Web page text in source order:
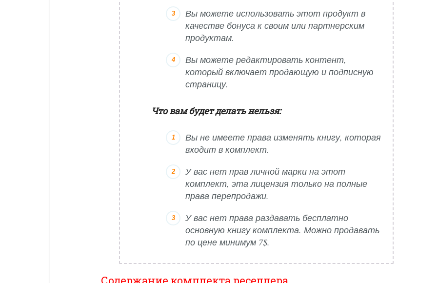
Вы можете использовать этот продукт в
качестве бонуса к своим или партнерским
продуктам.
Вы можете редактировать контент,
который включает продающую и подписную
страницу.
Что вам будет делать нельзя:
Вы не имеете права изменять книгу, которая
входит в комплект.
У вас нет прав личной марки на этот
комплект, эта лицензия только на полные
права перепродажи.
У вас нет права раздавать бесплатно
основную книгу комплекта. Можно продавать
по цене минимум 7$.
Содержание комплекта реселлера